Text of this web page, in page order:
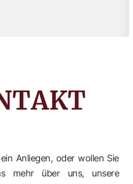
Anliegen, oder wollen Sie
mehr über uns, unsere